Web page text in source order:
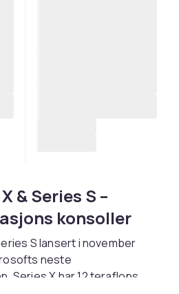
& Series S –
konsoller
S lansert i november
neste
Series X har 12 teraflops